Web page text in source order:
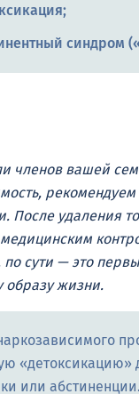
синдром
членов вашей
рекомендуем
После удаления
по сути — это
образу жизни.
«детоксикацию»
или